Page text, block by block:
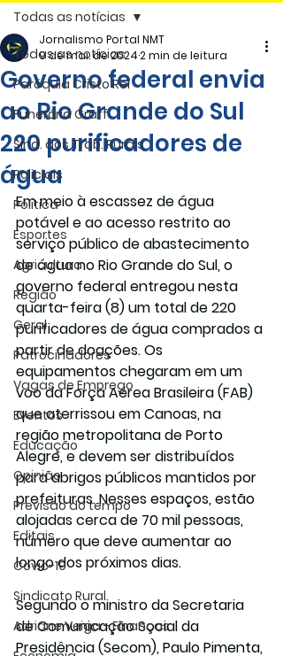
Todas as notícias
Paróquia Cristo Rei
Funerária Gräff
Sind. dos Trab. Rurais
Policiais
Politica
Esportes
Agricultura
Região
Geral
Patrocinadores
Vagas de Emprego
Eventos
Educação
Opinião
Previsão do tempo
Editais
Covic-19
Sindicato Rural
Adriane Veiga - Finanças
Todas as notícias
Governo federal envia
ao Rio Grande do Sul
220 purificadores de
água
Jornalismo Portal NMT
9 de mai. de 20242 min de leitura
Em meio à escassez de água
potável e ao acesso restrito ao
serviço público de abastecimento
de água no Rio Grande do Sul, o
governo federal entregou nesta
quarta-feira (8) um total de 220
purificadores de água comprados a
partir de doações. Os
equipamentos chegaram em um
voo da Força Aérea Brasileira (FAB)
que aterrissou em Canoas, na
região metropolitana de Porto
Alegre, e devem ser distribuídos
para abrigos públicos mantidos por
prefeituras. Nesses espaços, estão
alojadas cerca de 70 mil pessoas,
número que deve aumentar ao
longo dos próximos dias.
Segundo o ministro da Secretaria
de Comunicação Social da
Presidência (Secom), Paulo Pimenta,